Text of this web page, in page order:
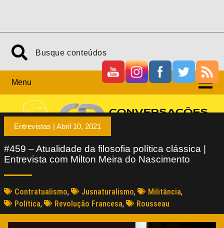
Menu
Entrevistas | Abril 10, 2021
#459 – Atualidade da filosofia política clássica |
Entrevista com Milton Meira do Nascimento
Contratualismo, Jusnaturalismo, Militância,
Política, Revolução Francesa, Rousseau